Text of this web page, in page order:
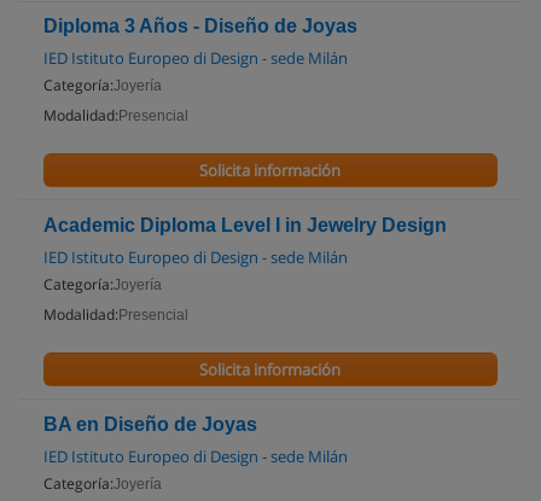
Diploma 3 Años - Diseño de Joyas
IED Istituto Europeo di Design - sede Milán
Categoría:Joyería
Modalidad: Presencial
Solicita información
Academic Diploma Level I in Jewelry Design
IED Istituto Europeo di Design - sede Milán
Categoría:Joyería
Modalidad: Presencial
Solicita información
BA en Diseño de Joyas
IED Istituto Europeo di Design - sede Milán
Categoría:Joyería